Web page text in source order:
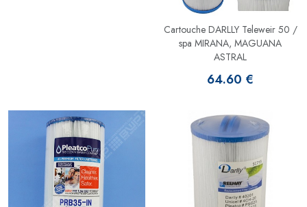
Cartouche DARLLY Teleweir 50 /
spa MIRANA, MAGUANA
ASTRAL
64.60 €